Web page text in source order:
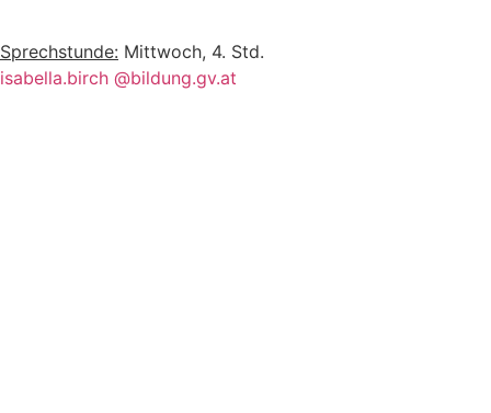
Sprechstunde: Mittwoch, 4. Std.
isabella.birch @bildung.gv.at